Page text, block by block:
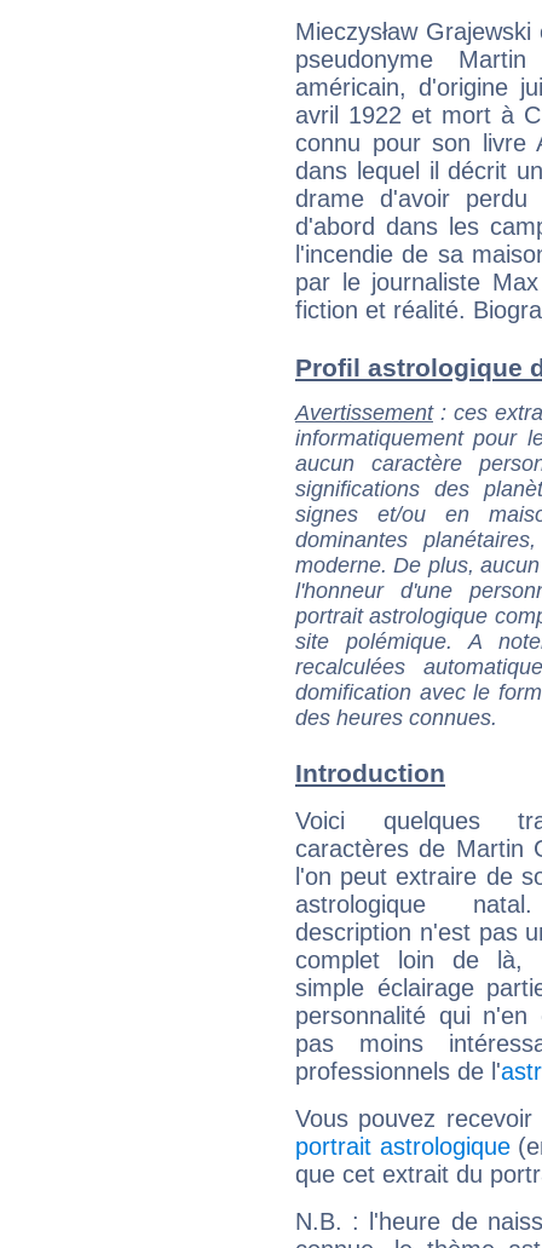
Mieczysław
pseudonyme
américain, d'origine
avril 1922 et mort à
connu pour son livre
dans lequel il décrit
drame d'avoir
d'abord dans les
l'incendie de sa
par le journaliste
fiction et réalité.
Profil astrologique
Avertissement: ces
informatiquement pour
aucun caractère
significations des
signes et/ou en
dominantes
moderne. De plus,
l'honneur d'une
portrait astrologique
site polémique. A
recalculées
domification avec le
des heures connues.
Introduction
Voici quelques
caractères de Martin
l'on peut extraire de
astrologique
description n'est pas
complet loin de là,
simple éclairage
personnalité qui n'en
pas moins
professionnels de l'
Vous pouvez
portrait astrologique
que cet extrait du
N.B. : l'heure de